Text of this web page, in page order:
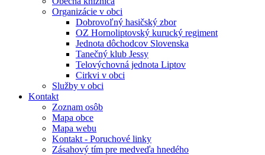
Organizácie v obci
Dobrovoľný hasičský zbor
OZ Hornoliptovský kurucký regiment
Jednota dôchodcov Slovenska
Tanečný klub Jessy
Telovýchovná jednota Liptov
Cirkvi v obci
Služby v obci
Kontakt
Zoznam osôb
Mapa obce
Mapa webu
Kontakt - Poruchové linky
Zásahový tím pre medveďa hnedého